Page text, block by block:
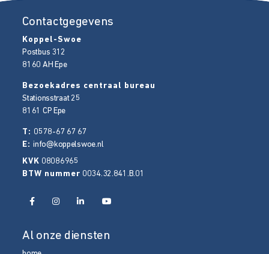
Contactgegevens
Koppel-Swoe
Postbus 312
8160 AH Epe
Bezoekadres centraal bureau
Stationsstraat 25
8161 CP Epe
T: 0578-67 67 67
E:info@koppelswoe.nl
KVK 08086965
BTW nummer 0034.32.841.B.01
Al onze diensten